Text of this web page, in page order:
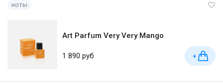
ноты
Art Parfum Very Very Mango
1 890 руб +